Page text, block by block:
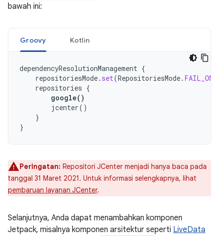
bawah ini:
Groovy Kotlin
dependencyResolutionManagement {
repositoriesMode. set(RepositoriesMode.
repositories {
google()
jcenter()
}
}
Peringatan: Repositori JCenter menjadi hanya baca pada
tanggal 31 Maret 2021. Untuk informasi selengkapnya, lihat
pembaruan layanan JCenter.
Selanjutnya, Anda dapat menambahkan komponen
Jetpack, misalnya komponen arsitektur seperti LiveData